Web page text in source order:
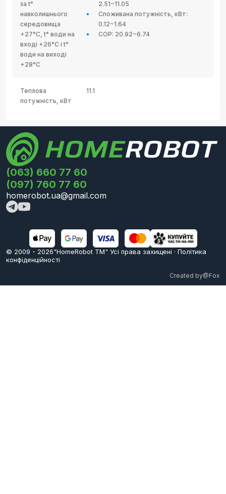
за t°
навколишнього
середовища
+27°C, t° води на
вході +26°C і t°
води на виході
+28°C
2.51~11.05
Споживана потужність, кВт:
0.12~1.64
COP: 20.92~6.74
Теплова
потужність, кВт
11.1
(063) 660 77 60
(097) 760 77 60
homerobot.ua@gmail.com
© 2009 - 2026"HomeRobot ТМ" Усi права захищені · Політика
конфіденційності
Created by@Fox